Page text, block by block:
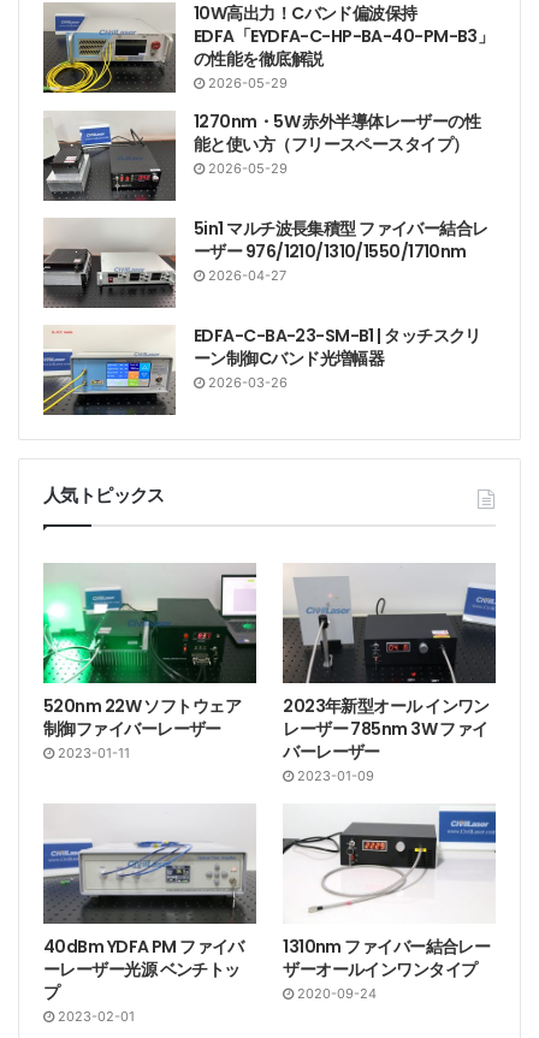
10W高出力！Cバンド偏波保持
EDFA「EYDFA-C-HP-BA-40-PM-B3」
の性能を徹底解説
2026-05-29
1270nm・5W 赤外半導体レーザーの性
能と使い方（フリースペースタイプ）
2026-05-29
5in1 マルチ波長集積型 ファイバー結合レ
ーザー 976/1210/1310/1550/1710nm
2026-04-27
EDFA-C-BA-23-SM-B1 | タッチスクリ
ーン制御Cバンド光増幅器
2026-03-26
人気トピックス
520nm 22W ソフトウェア
制御ファイバーレーザー
2023-01-11
2023年新型オール インワン
レーザー 785nm 3W ファイ
バーレーザー
2023-01-09
40dBm YDFA PM ファイバ
ーレーザー光源 ベンチトッ
プ
2023-02-01
1310nm ファイバー結合レー
ザーオールインワンタイプ
2020-09-24